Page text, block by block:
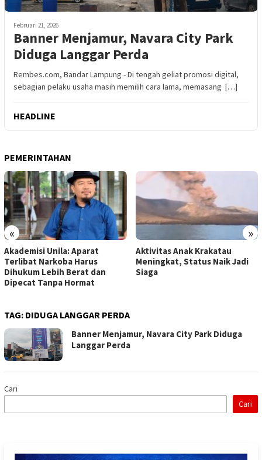
Februari 21, 2026
Banner Menjamur, Navara City Park
Diduga Langgar Perda
Rembes.com, Bandar Lampung - Di tengah geliat promosi digital,
sebagian pelaku usaha masih memilih cara lama, memasang […]
HEADLINE
PEMERINTAHAN
« »
Akademisi Unila: Aparat
Terlibat Narkoba Harus
Dihukum Lebih Berat dan
Dipecat Tanpa Hormat
Aktivitas Anak Krakatau
Meningkat, Status Naik Jadi
Siaga
TAG: DIDUGA LANGGAR PERDA
Banner Menjamur, Navara City Park Diduga
Langgar Perda
Cari
Cari